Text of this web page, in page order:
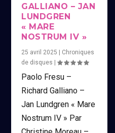
GALLIANO – JAN
LUNDGREN
« MARE
NOSTRUM IV »
25 avril 2025 | Chroniques
de disques |
Paolo Fresu –
Richard Galliano –
Jan Lundgren « Mare
Nostrum IV » Par